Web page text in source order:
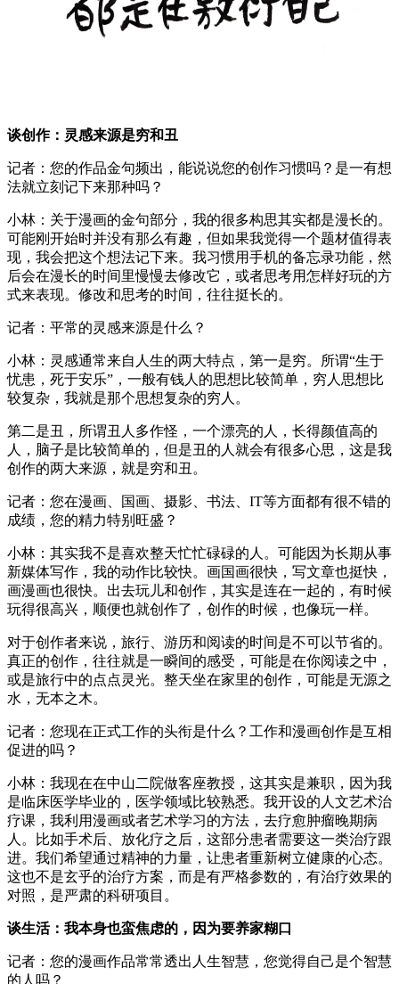
谈创作：灵感来源是穷和丑
记者：您的作品金句频出，能说说您的创作习惯吗？是一有想
法就立刻记下来那种吗？
小林：关于漫画的金句部分，我的很多构思其实都是漫长的。
可能刚开始时并没有那么有趣，但如果我觉得一个题材值得表
现，我会把这个想法记下来。我习惯用手机的备忘录功能，然
后会在漫长的时间里慢慢去修改它，或者思考用怎样好玩的方
式来表现。修改和思考的时间，往往挺长的。
记者：平常的灵感来源是什么？
小林：灵感通常来自人生的两大特点，第一是穷。所谓“生于
忧患，死于安乐”，一般有钱人的思想比较简单，穷人思想比
较复杂，我就是那个思想复杂的穷人。
第二是丑，所谓丑人多作怪，一个漂亮的人，长得颜值高的
人，脑子是比较简单的，但是丑的人就会有很多心思，这是我
创作的两大来源，就是穷和丑。
记者：您在漫画、国画、摄影、书法、IT等方面都有很不错的
成绩，您的精力特别旺盛？
小林：其实我不是喜欢整天忙忙碌碌的人。可能因为长期从事
新媒体写作，我的动作比较快。画国画很快，写文章也挺快，
画漫画也很快。出去玩儿和创作，其实是连在一起的，有时候
玩得很高兴，顺便也就创作了，创作的时候，也像玩一样。
对于创作者来说，旅行、游历和阅读的时间是不可以节省的。
真正的创作，往往就是一瞬间的感受，可能是在你阅读之中，
或是旅行中的点点灵光。整天坐在家里的创作，可能是无源之
水，无本之木。
记者：您现在正式工作的头衔是什么？工作和漫画创作是互相
促进的吗？
小林：我现在在中山二院做客座教授，这其实是兼职，因为我
是临床医学毕业的，医学领域比较熟悉。我开设的人文艺术治
疗课，我利用漫画或者艺术学习的方法，去疗愈肿瘤晚期病
人。比如手术后、放化疗之后，这部分患者需要这一类治疗跟
进。我们希望通过精神的力量，让患者重新树立健康的心态。
这也不是玄乎的治疗方案，而是有严格参数的，有治疗效果的
对照，是严肃的科研项目。
谈生活：我本身也蛮焦虑的，因为要养家糊口
记者：您的漫画作品常常透出人生智慧，您觉得自己是个智慧
的人吗？